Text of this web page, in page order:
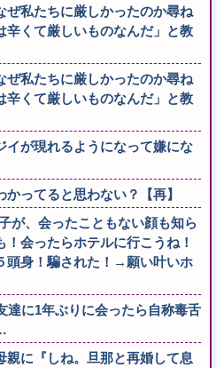
ぜ私たちに厳しかったのか尋ね
辛くて厳しいものなんだ」と教
ぜ私たちに厳しかったのか尋ね
辛くて厳しいものなんだ」と教
イが現れるようになって嫌にな
ってると思わない？【再】
が、会ったこともない顔も知ら
会ったらホテルに行こうね！
頭身！騙された！→願い叶いホ
達に1年ぶりに会ったら自称毒舌
親に『しね。旦那と再婚して息